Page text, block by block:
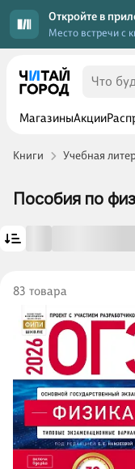
Откройте в
Место встречи с
МагазиныАкции
Книги Учебная
Пособия по
83 товара